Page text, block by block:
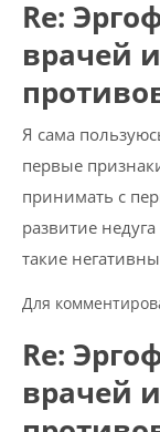
Re:
врачей
Я сама
первые
принимать с
развитие
такие
Для
Re:
врачей